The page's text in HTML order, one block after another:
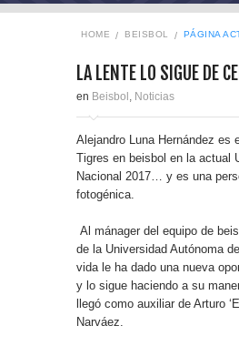
HOME BEISBOL PÁGINA
LA LENTE LO SIGUE DE
en Beisbol Noticias
Alejandro Luna Hernández es
Tigres en beisbol en la actual
Nacional 2017… y es una
fotogénica.
Al mánager del equipo de
de la Universidad Autónoma
vida le ha dado una nueva
y lo sigue haciendo a su
llegó como auxiliar de Arturo
Narváez.